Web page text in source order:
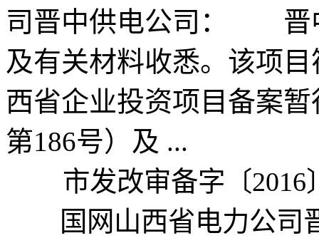
司晋中供电公司： 晋
及有关材料收悉。该项
西省企业投资项目备案
第186号）及 ...
市发改审备字〔2016
国网山西省电力公司